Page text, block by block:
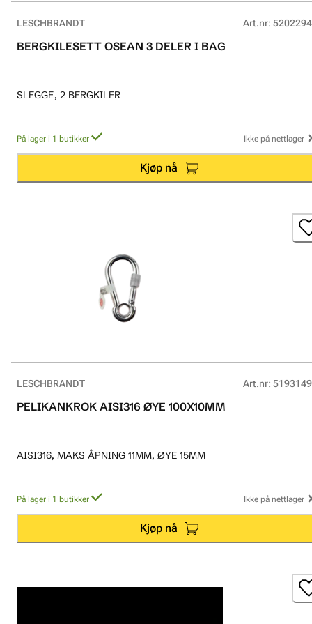
LESCHBRANDT Art.nr:
BERGKILESETT OSEAN 3 DELER I BAG
SLEGGE, 2 BERGKILER
På lager i 1 butikker Ikke på nettlager
Kjøp nå
LESCHBRANDT Art.nr:
PELIKANKROK AISI316 ØYE 100X10MM
AISI316, MAKS ÅPNING 11MM, ØYE 15MM
På lager i 1 butikker Ikke på nettlager
Kjøp nå